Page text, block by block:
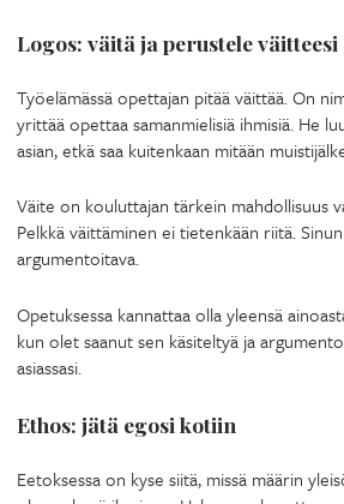
Logos: väitä ja perustele väitteesi
Työelämässä opettajan pitää väittää. On
yrittää opettaa samanmielisiä ihmisiä. He
asian, etkä saa kuitenkaan mitään
Väite on kouluttajan tärkein mahdollisuus
Pelkkä väittäminen ei tietenkään riitä.
argumentoitava.
Opetuksessa kannattaa olla yleensä
kun olet saanut sen käsiteltyä ja
asiassasi.
Ethos: jätä egosi kotiin
Eetoksessa on kyse siitä, missä määrin